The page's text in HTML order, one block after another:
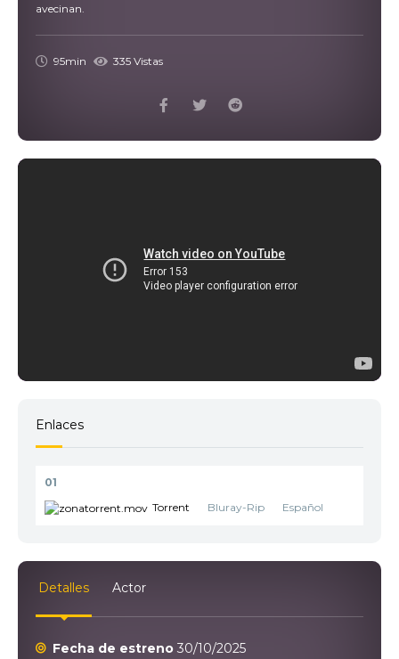
avecinan.
95min 335 Vistas
Enlaces
01
Torrent
Bluray-Rip Español
Detalles Actor
Fecha de estreno 30/10/2025